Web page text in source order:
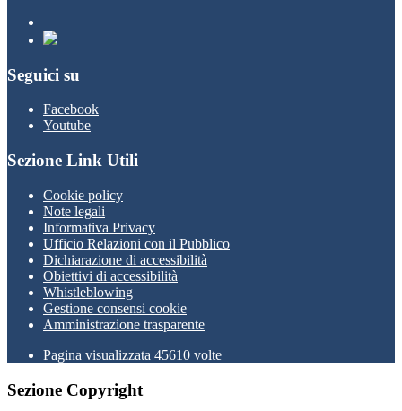
Seguici su
Facebook
Youtube
Sezione Link Utili
Cookie policy
Note legali
Informativa Privacy
Ufficio Relazioni con il Pubblico
Dichiarazione di accessibilità
Obiettivi di accessibilità
Whistleblowing
Gestione consensi cookie
Amministrazione trasparente
Pagina visualizzata 45610 volte
Sezione Copyright